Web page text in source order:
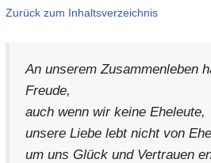
Zurück zum Inhaltsverzeichnis
An unserem Zusammenleben
Freude,
auch wenn wir keine Eheleute,
unsere Liebe lebt nicht von
um uns Glück und Vertrauen